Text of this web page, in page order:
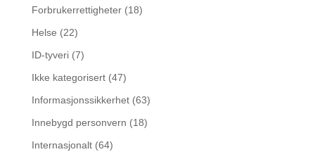
Forbrukerrettigheter(18)
Helse (22)
ID-tyveri(7)
Ikke kategorisert(47)
Informasjonssikkerhet(63)
Innebygd personvern (18)
Internasjonalt(64)